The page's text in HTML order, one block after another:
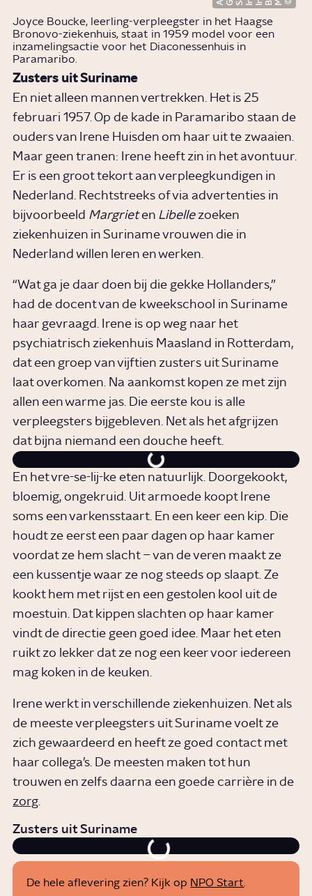
Joyce Boucke, leerling-verpleegster in het Haagse
Bronovo-ziekenhuis, staat in 1959 model voor een
inzamelingsactie voor het Diaconessenhuis in
Paramaribo.
Zusters uit Suriname
En niet alleen mannen vertrekken. Het is 25
februari 1957. Op de kade in Paramaribo staan de
ouders van Irene Huisden om haar uit te zwaaien.
Maar geen tranen: Irene heeft zin in het avontuur.
Er is een groot tekort aan verpleegkundigen in
Nederland. Rechtstreeks of via advertenties in
bijvoorbeeld Margrieten Libellezoeken
ziekenhuizen in Suriname vrouwen die in
Nederland willen leren en werken.
“Wat ga je daar doen bij die gekke Hollanders,”
had de docent van de kweekschool in Suriname
haar gevraagd. Irene is op weg naar het
psychiatrisch ziekenhuis Maasland in Rotterdam,
dat een groep van vijftien zusters uit Suriname
laat overkomen. Na aankomst kopen ze met zijn
allen een warme jas. Die eerste kou is alle
verpleegsters bijgebleven. Net als het afgrijzen
dat bijna niemand een douche heeft.
En het vre-se-lij-ke eten natuurlijk. Doorgekookt,
bloemig, ongekruid. Uit armoede koopt Irene
soms een varkensstaart. En een keer een kip. Die
houdt ze eerst een paar dagen op haar kamer
voordat ze hem slacht – van de veren maakt ze
een kussentje waar ze nog steeds op slaapt. Ze
kookt hem met rijst en een gestolen kool uit de
moestuin. Dat kippen slachten op haar kamer
vindt de directie geen goed idee. Maar het eten
ruikt zo lekker dat ze nog een keer voor iedereen
mag koken in de keuken.
Irene werkt in verschillende ziekenhuizen. Net als
de meeste verpleegsters uit Suriname voelt ze
zich gewaardeerd en heeft ze goed contact met
haar collega’s. De meesten maken tot hun
trouwen en zelfs daarna een goede carrière in de
zorg
Zusters uit Suriname
De hele aflevering zien? Kijk op NPO Start